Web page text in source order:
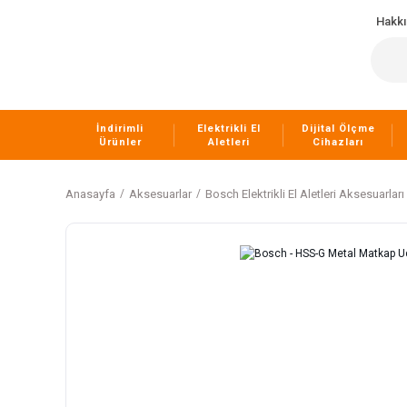
İndirimli
Ürünler
Elektrikli El
Aletleri
Dijital Ölçme
Cihazları
Anasayfa Aksesuarlar Bosch Elektrikli El Aletleri Aksesuarları